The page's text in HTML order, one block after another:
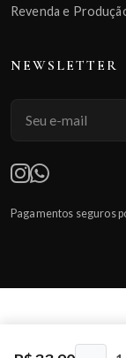
Revenda e
NEWSLETTER
Pagamentos seguros